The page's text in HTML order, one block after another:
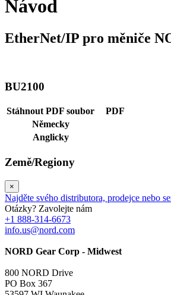
Návod
EtherNet/IP pro měniče
BU2100
Stáhnout PDF soubor
PDF
Německy
Anglicky
Země/Regiony
×
Najděte svého distributora, prodejce nebo
Otázky? Zavolejte nám
+1 888-314-6673
info.us@nord.com
NORD Gear Corp - Midwest
800 NORD Drive
PO Box 367